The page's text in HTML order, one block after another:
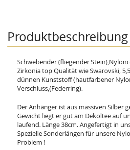
Produktbeschreibung
Schwebender (fliegender
Zirkonia top Qualität wie Swarovski,
dünnen Kunststoff (hautfarbener
Verschluss,(Federring).
Der Anhänger ist aus massiven Silber
Gewicht liegt er gut am Dekoltee auf
laufend. Länge 38cm. Angefertigt in
Spezielle Sonderlängen für unsere
Problem !